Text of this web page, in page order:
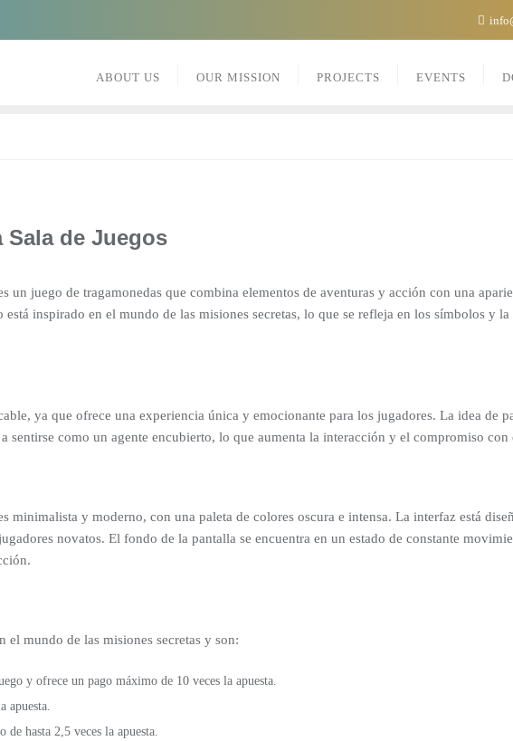
ABOUT US OUR MISSION PROJECTS EVENTS
de Juegos
un juego de tragamonedas que combina elementos de aventuras y acción con una
inspirado en el mundo de las misiones secretas, lo que se refleja en los símbolos y la
ya que ofrece una experiencia única y emocionante para los jugadores. La idea de
sentirse como un agente encubierto, lo que aumenta la interacción y el compromiso con
minimalista y moderno, con una paleta de colores oscura e intensa. La interfaz está
novatos. El fondo de la pantalla se encuentra en un estado de constante
el mundo de las misiones secretas y son:
y ofrece un pago máximo de 10 veces la apuesta.
apuesta.
hasta 2,5 veces la apuesta.